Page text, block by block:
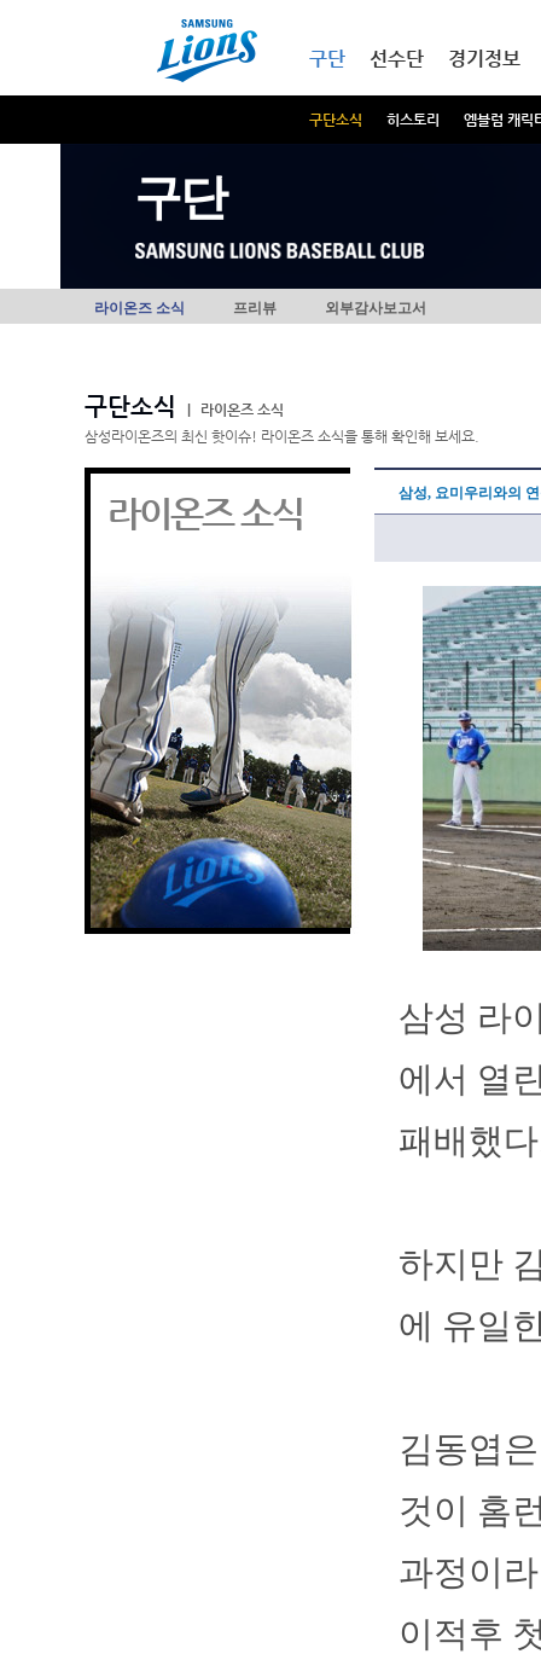
구단
구단소식 히스토리 엠블럼 캐릭
선수단 경기정보
구단
라이온즈 소식 프리뷰 외부감사보고서
구단소식
라이온즈 소식
삼성라이온즈의 최신 핫이슈! 라이온즈 소식을 통해 확인해 보세요.
라이온즈 소식 삼성, 요미우리와의
삼성 라
에서 열
패배했
하지만
에 유일
김동엽
것이 홈
과정이
이적후